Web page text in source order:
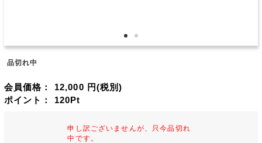
品切れ中
会員価格： 12,000 円(税別)
ポイント： 120Pt
申し訳ございませんが、只今品切れ
中です。